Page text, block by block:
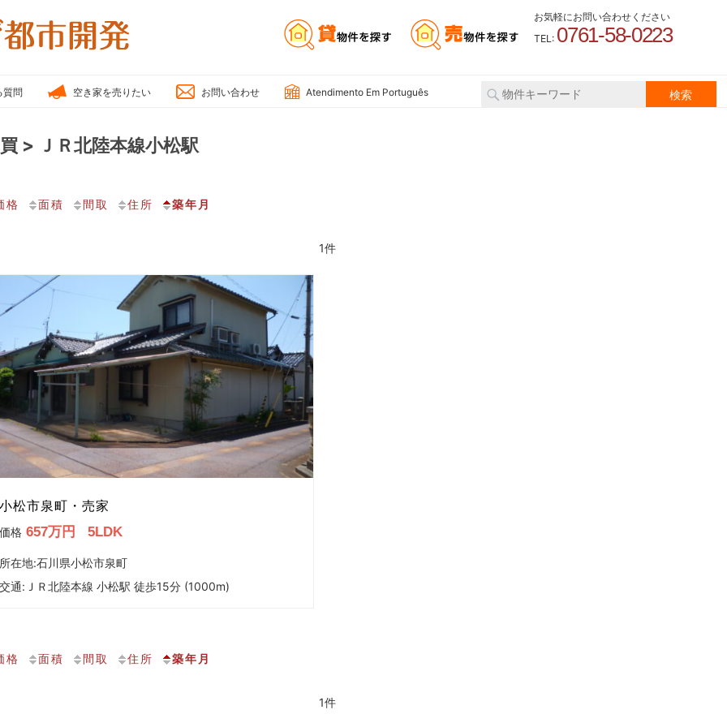
産・
び
開
お気軽にお問い合わせください
TEL: 0761-58-0223
質問 空き家を売りたい お問い合わせ Atendimento Em Português
> ＪＲ北陸本線小松駅
格 面積 間取 住所 築年月
1件
松市泉町・売家
格657万円 5LDK
在地:石川県小松市泉町
通: ＪＲ北陸本線 小松駅 徒歩15分 (1000m)
格 面積 間取 住所 築年月
1件